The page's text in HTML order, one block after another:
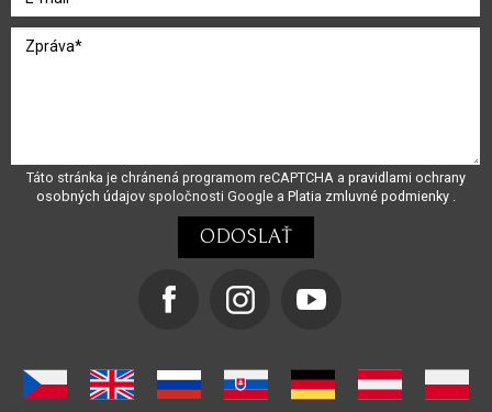
Táto stránka je chránená programom reCAPTCHA a pravidlami ochrany
osobných údajov spoločnosti Google a Platia zmluvné podmienky .